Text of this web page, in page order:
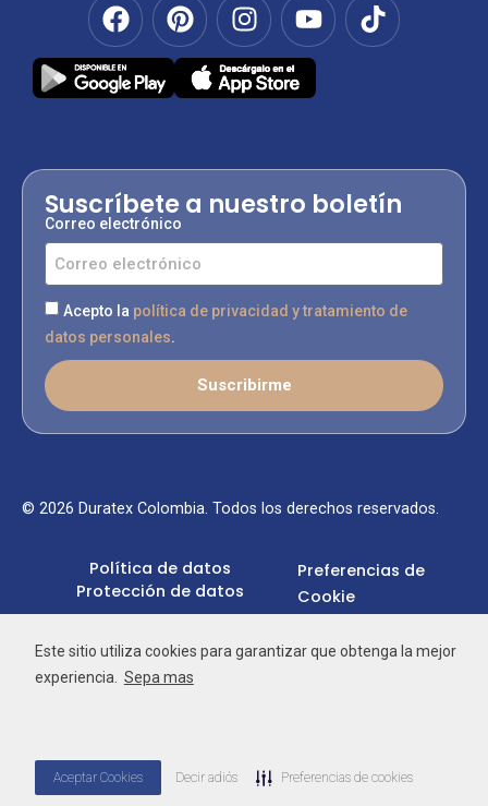
Este sitio utiliza cookies para garantizar que obtenga la mejor
experiencia. Sepa mas
Aceptar Cookies Decir adiós Preferencias de cookies
Suscríbete a nuestro boletín
Correo electrónico
Acepto la política de privacidad y tratamiento de
datos personales.
Suscribirme
© 2026 Duratex Colombia. Todos los derechos reservados.
Política de datos
Protección de datos
Preferencias de
Cookie